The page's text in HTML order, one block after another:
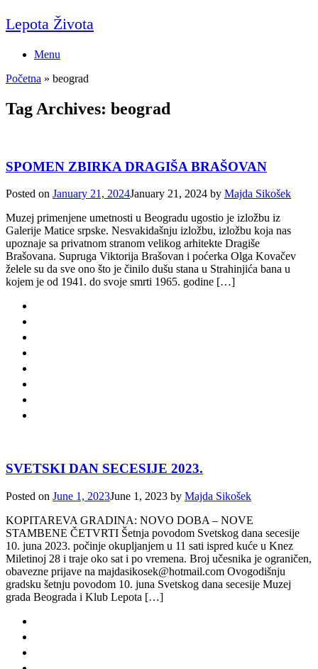
Skip
to
Lepota Života
Menu
Početna » beograd
Tag Archives: beograd
SPOMEN ZBIRKA DRAGIŠA BRAŠOVAN
Posted on January 21, 2024January 21, 2024 by Majda Sikošek
Muzej primenjene umetnosti u Beogradu ugostio je izložbu iz
Galerije Matice srpske. Nesvakidašnju izložbu, izložbu koja nas
upoznaje sa privatnom stranom velikog arhitekte Dragiše
Brašovana. Supruga Viktorija Brašovan i poćerka Olga Kovačev
želele su da sve ono što je činilo dušu stana u Strahinjića bana u
kojem je od 1941. do svoje smrti 1965. godine […]
SVETSKI DAN SECESIJE 2023.
Posted on June 1, 2023June 1, 2023 by Majda Sikošek
KOPITAREVA GRADINA: NOVO DOBA – NOVE
STAMBENE ČETVRTI Šetnja povodom Svetskog dana secesije
10. juna 2023. počinje okupljanjem u 11 sati ispred kuće u Knez
Miletinoj 28 i traje oko sat i po vremena. Broj učesnika je ograničen,
obavezne prijave na majdasikosek@hotmail.com Ovogodišnju
gradsku šetnju povodom 10. juna Svetskog dana secesije Muzej
grada Beograda i Klub Lepota […]